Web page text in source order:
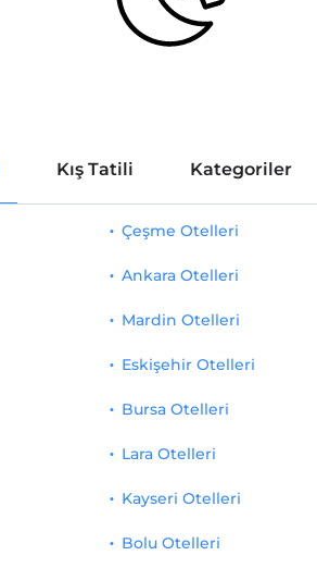
Kış Tatili Kategoriler
Çeşme Otelleri
Ankara Otelleri
Mardin Otelleri
Eskişehir Otelleri
Bursa Otelleri
Lara Otelleri
Kayseri Otelleri
Bolu Otelleri